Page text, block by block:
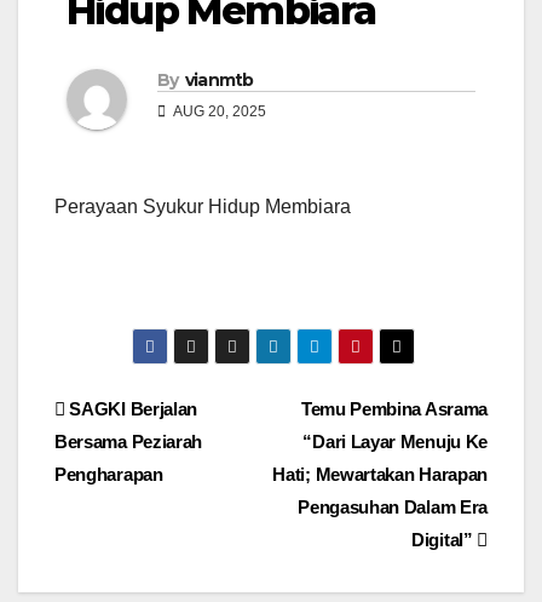
Hidup Membiara
By vianmtb
AUG 20, 2025
Perayaan Syukur Hidup Membiara
Post
navigation
Temu Pembina Asrama
“Dari Layar Menuju Ke
Hati; Mewartakan Harapan
Pengasuhan Dalam Era
Digital”
SAGKI Berjalan
Bersama Peziarah
Pengharapan